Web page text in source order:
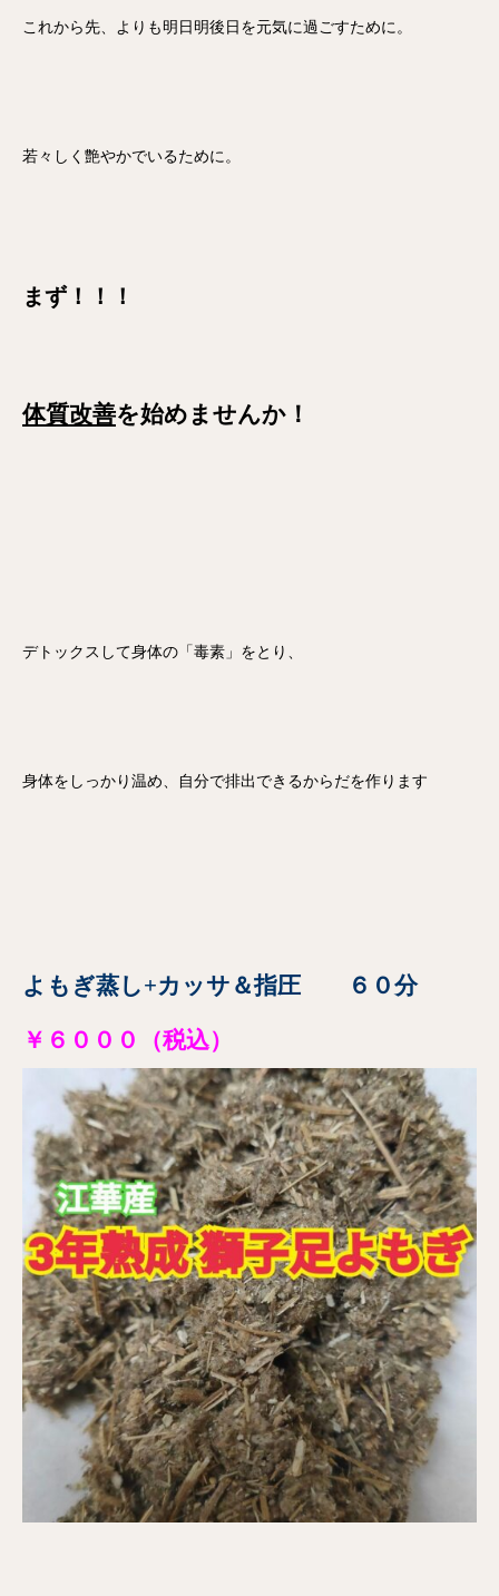
これから先、よりも明日明後日を元気に過ごすために。
若々しく艶やかでいるために。
まず！！！
体質改善を始めませんか！
デトックスして身体の「毒素」をとり、
身体をしっかり温め、自分で排出できるからだを作ります
よもぎ蒸し+カッサ＆指圧 ６０分
￥６０００（税込）